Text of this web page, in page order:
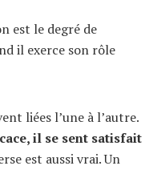
est le degré de
il exerce son rôle
liées l’une à l’autre.
il se sent satisfait
est aussi vrai. Un